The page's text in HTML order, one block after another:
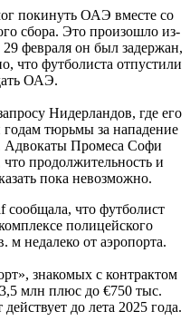
покинуть ОАЭ вместе со
сбора. Это произошло из-
февраля он был задержан,
что футболиста отпустили
ОАЭ.
Нидерландов, где его
тюрьмы за нападение
Адвокаты Промеса Софи
продолжительность и
пока невозможно.
сообщала, что футболист
полицейского
недалеко от аэропорта.
знакомых с контрактом
млн плюс до €750 тыс.
до лета 2025 года.